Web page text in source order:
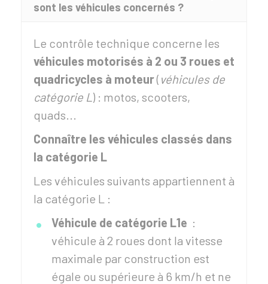
sont les véhicules concernés ?
Le contrôle technique concerne les
véhicules motorisés à 2 ou 3 roues et
quadricycles à moteur( véhicules de
catégorie L) : motos, scooters,
quads...
Connaître les véhicules classés dans
la catégorie L
Les véhicules suivants appartiennent à
la catégorie L :
Véhicule de catégorie L1e :
véhicule à 2 roues dont la vitesse
maximale par construction est
égale ou supérieure à 6 km/h et ne